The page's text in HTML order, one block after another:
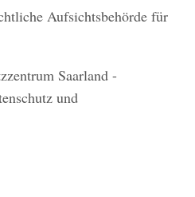
Aufsichtsbehörde für
Saarland -
und